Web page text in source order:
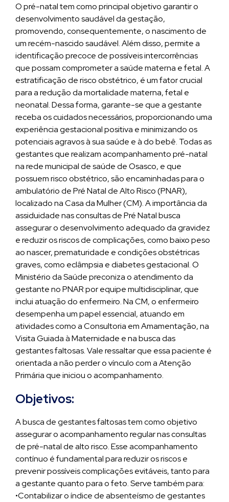
O pré-natal tem como principal objetivo garantir o
desenvolvimento saudável da gestação,
promovendo, consequentemente, o nascimento de
um recém-nascido saudável. Além disso, permite a
identificação precoce de possíveis intercorrências
que possam comprometer a saúde materna e fetal. A
estratificação de risco obstétrico, é um fator crucial
para a redução da mortalidade materna, fetal e
neonatal. Dessa forma, garante-se que a gestante
receba os cuidados necessários, proporcionando uma
experiência gestacional positiva e minimizando os
potenciais agravos à sua saúde e à do bebê. Todas as
gestantes que realizam acompanhamento pré-natal
na rede municipal de saúde de Osasco, e que
possuem risco obstétrico, são encaminhadas para o
ambulatório de Pré Natal de Alto Risco (PNAR),
localizado na Casa da Mulher (CM). A importância da
assiduidade nas consultas de Pré Natal busca
assegurar o desenvolvimento adequado da gravidez
e reduzir os riscos de complicações, como baixo peso
ao nascer, prematuridade e condições obstétricas
graves, como eclâmpsia e diabetes gestacional. O
Ministério da Saúde preconiza o atendimento da
gestante no PNAR por equipe multidisciplinar, que
inclui atuação do enfermeiro. Na CM, o enfermeiro
desempenha um papel essencial, atuando em
atividades como a Consultoria em Amamentação, na
Visita Guiada à Maternidade e na busca das
gestantes faltosas. Vale ressaltar que essa paciente é
orientada a não perder o vínculo com a Atenção
Primária que iniciou o acompanhamento.
Objetivos:
A busca de gestantes faltosas tem como objetivo
assegurar o acompanhamento regular nas consultas
de pré-natal de alto risco. Esse acompanhamento
contínuo é fundamental para reduzir os riscos e
prevenir possíveis complicações evitáveis, tanto para
a gestante quanto para o feto. Serve também para:
•Contabilizar o índice de absenteísmo de gestantes